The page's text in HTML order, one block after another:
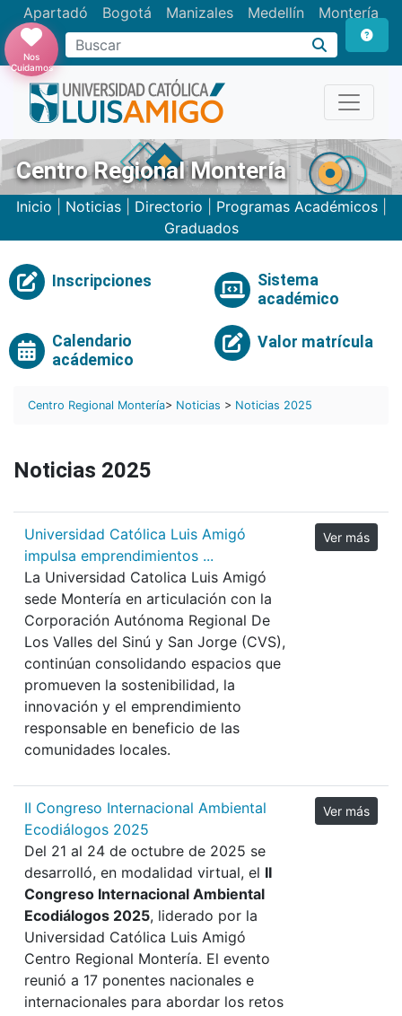
Apartadó Bogotá Manizales Medellín Montería
Nos
Cuidamos
Centro Regional Montería
Inicio Noticias| Directorio Programas Académicos|
Graduados
Inscripciones
Sistema
académico
Calendario
acádemico
Valor matrícula
Centro Regional Montería> Noticias > Noticias 2025
Noticias 2025
Universidad Católica Luis Amigó
impulsa emprendimientos ...
La Universidad Catolica Luis Amigó
sede Montería en articulación con la
Corporación Autónoma Regional De
Los Valles del Sinú y San Jorge (CVS),
continúan consolidando espacios que
promueven la sostenibilidad, la
innovación y el emprendimiento
responsable en beneficio de las
comunidades locales.
Ver más
II Congreso Internacional Ambiental
Ecodiálogos 2025
Del 21 al 24 de octubre de 2025 se
desarrolló, en modalidad virtual, el II
Congreso Internacional Ambiental
Ecodiálogos 2025, liderado por la
Universidad Católica Luis Amigó
Centro Regional Montería. El evento
reunió a 17 ponentes nacionales e
internacionales para abordar los retos
Ver más